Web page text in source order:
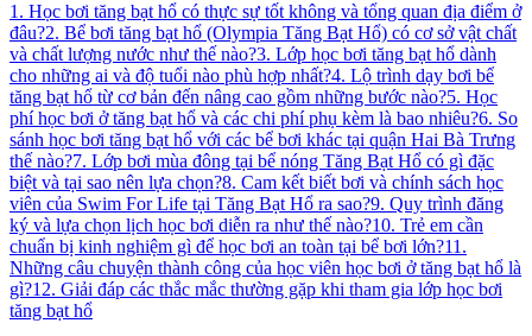
1. Học bơi tăng bạt hổ có thực sự tốt không và tổng quan địa điểm ở
đâu?2. Bể bơi tăng bạt hổ (Olympia Tăng Bạt Hổ) có cơ sở vật chất
và chất lượng nước như thế nào?3. Lớp học bơi tăng bạt hổ dành
cho những ai và độ tuổi nào phù hợp nhất?4. Lộ trình dạy bơi bể
tăng bạt hổ từ cơ bản đến nâng cao gồm những bước nào?5. Học
phí học bơi ở tăng bạt hổ và các chi phí phụ kèm là bao nhiêu?6. So
sánh học bơi tăng bạt hổ với các bể bơi khác tại quận Hai Bà Trưng
thế nào?7. Lớp bơi mùa đông tại bể nóng Tăng Bạt Hổ có gì đặc
biệt và tại sao nên lựa chọn?8. Cam kết biết bơi và chính sách học
viên của Swim For Life tại Tăng Bạt Hổ ra sao?9. Quy trình đăng
ký và lựa chọn lịch học bơi diễn ra như thế nào?10. Trẻ em cần
chuẩn bị kinh nghiệm gì để học bơi an toàn tại bể bơi lớn?11.
Những câu chuyện thành công của học viên học bơi ở tăng bạt hổ là
gì?12. Giải đáp các thắc mắc thường gặp khi tham gia lớp học bơi
tăng bạt hổ